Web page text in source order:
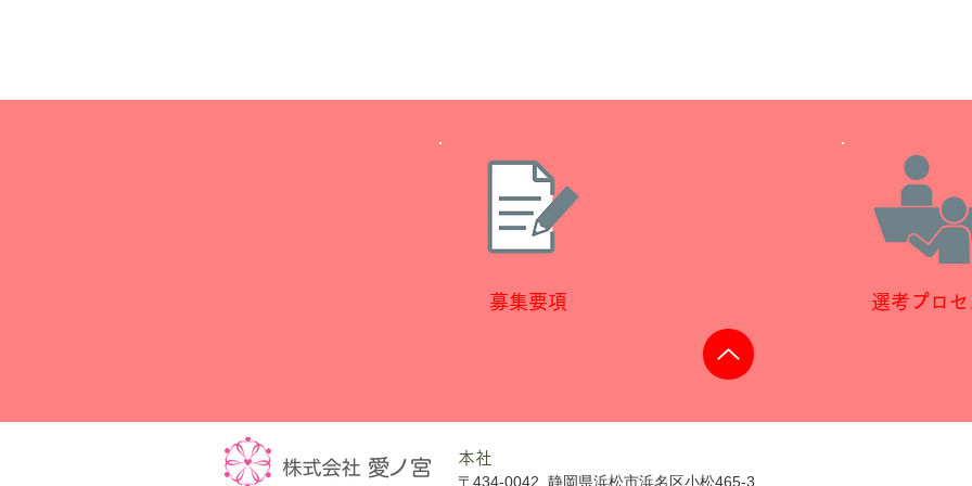
募集要項 選考プロセ
​本社
〒434-0042 静岡県浜松市浜名 区小松465-3